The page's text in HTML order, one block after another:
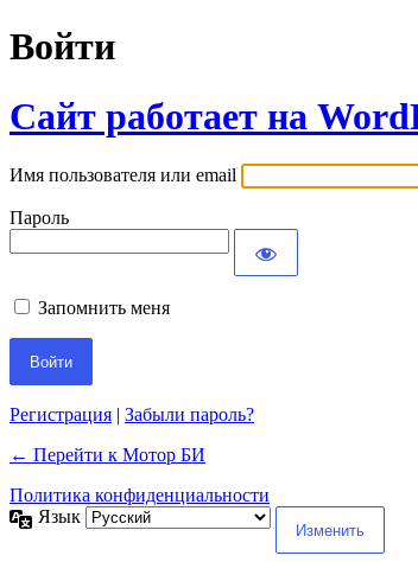
Войти
Сайт работает на
Имя пользователя или email
Пароль
Запомнить меня
Регистрация | Забыли пароль?
← Перейти к Мотор БИ
Политика конфиденциальности
Язык